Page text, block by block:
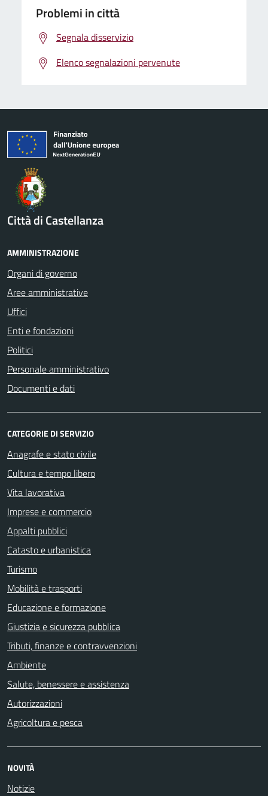
Problemi in città
Segnala disservizio
Elenco segnalazioni pervenute
Città di Castellanza
AMMINISTRAZIONE
Organi di governo
Aree amministrative
Uffici
Enti e fondazioni
Politici
Personale amministrativo
Documenti e dati
CATEGORIE DI SERVIZIO
Anagrafe e stato civile
Cultura e tempo libero
Vita lavorativa
Imprese e commercio
Appalti pubblici
Catasto e urbanistica
Turismo
Mobilità e trasporti
Educazione e formazione
Giustizia e sicurezza pubblica
Tributi, finanze e contravvenzioni
Ambiente
Salute, benessere e assistenza
Autorizzazioni
Agricoltura e pesca
NOVITÀ
Notizie